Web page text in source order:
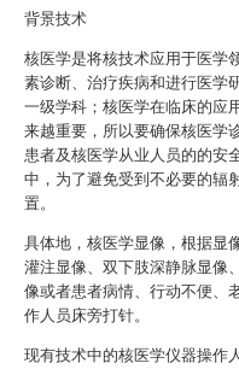
背景技术
核医学是将核技术应用于医学
素诊断、治疗疾病和进行医学
一级学科；核医学在临床的应
来越重要，所以要确保核医学
患者及核医学从业人员的的安
中，为了避免受到不必要的辐
置。
具体地，核医学显像，根据显
灌注显像、双下肢深静脉显像
像或者患者病情、行动不便、
作人员床旁打针。
现有技术中的核医学仪器操作